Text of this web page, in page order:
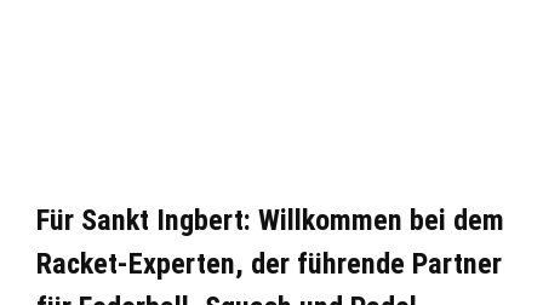
Für Sankt Ingbert: Willkommen bei dem
Racket-Experten, der führende Partner